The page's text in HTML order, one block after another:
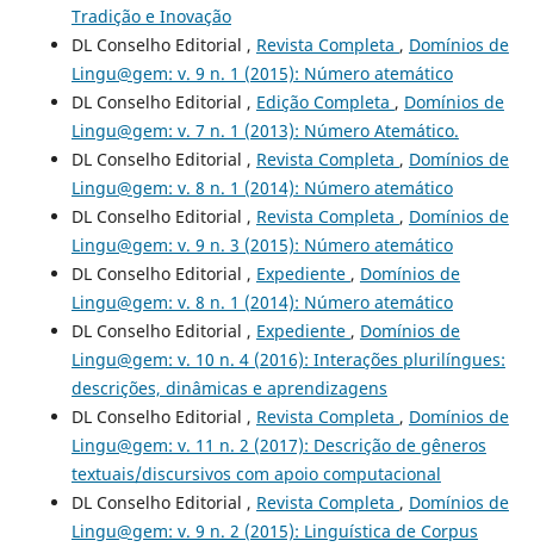
Tradição e Inovação
DL Conselho Editorial , Revista Completa , Domínios de
Lingu@gem: v. 9 n. 1 (2015): Número atemático
DL Conselho Editorial , Edição Completa , Domínios de
Lingu@gem: v. 7 n. 1 (2013): Número Atemático.
DL Conselho Editorial , Revista Completa , Domínios de
Lingu@gem: v. 8 n. 1 (2014): Número atemático
DL Conselho Editorial , Revista Completa , Domínios de
Lingu@gem: v. 9 n. 3 (2015): Número atemático
DL Conselho Editorial , Expediente , Domínios de
Lingu@gem: v. 8 n. 1 (2014): Número atemático
DL Conselho Editorial , Expediente , Domínios de
Lingu@gem: v. 10 n. 4 (2016): Interações plurilíngues:
descrições, dinâmicas e aprendizagens
DL Conselho Editorial , Revista Completa , Domínios de
Lingu@gem: v. 11 n. 2 (2017): Descrição de gêneros
textuais/discursivos com apoio computacional
DL Conselho Editorial , Revista Completa , Domínios de
Lingu@gem: v. 9 n. 2 (2015): Linguística de Corpus